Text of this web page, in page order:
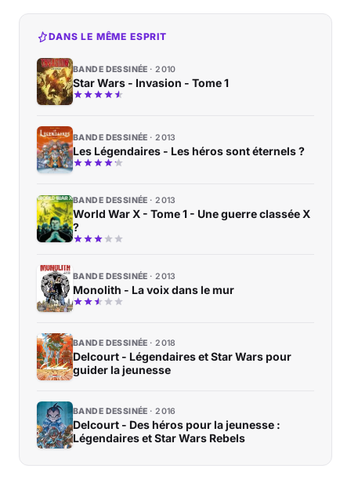
DANS LE MÊME ESPRIT
BANDE DESSINÉE 2010
Star Wars - Invasion - Tome 1
BANDE DESSINÉE 2013
Les Légendaires - Les héros sont éternels ?
BANDE DESSINÉE 2013
World War X - Tome 1 - Une guerre classée X
?
BANDE DESSINÉE 2013
Monolith - La voix dans le mur
BANDE DESSINÉE 2018
Delcourt - Légendaires et Star Wars pour
guider la jeunesse
BANDE DESSINÉE 2016
Delcourt - Des héros pour la jeunesse :
Légendaires et Star Wars Rebels